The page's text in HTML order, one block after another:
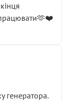
працювати🫶❤️
генератора.